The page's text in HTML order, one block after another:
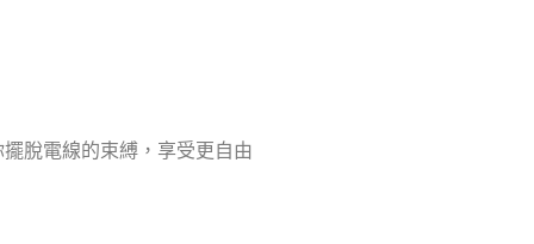
脫電線的束縛，享受更自由